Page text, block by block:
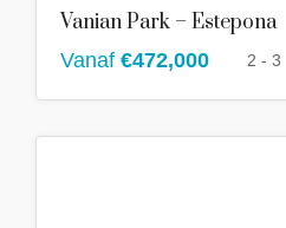
Vanian Park – Estepona
Vanaf €472,000 2 - 3